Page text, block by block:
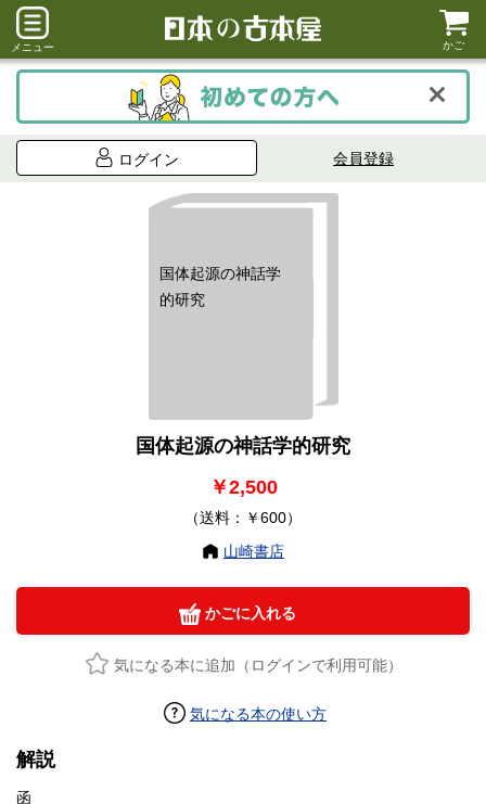
メニュー かご
ログイン 会員登録
国体起源の神話学
的研究
国体起源の神話学的研究
￥2,500
（送料：￥600）
山崎書店
かごに入れる
気になる本に追加（ログインで利用可能）
気になる本の使い方
解説
函